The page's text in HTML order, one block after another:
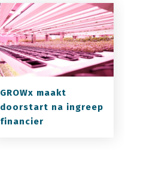
GROWx maakt
doorstart na ingreep
financier